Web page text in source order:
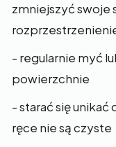
zmniejszyć swoje
- regularnie myć
powierzchnie
- starać się unikać
ręce nie są czyste